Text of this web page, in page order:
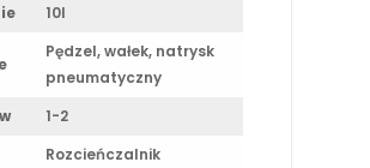
10l
Pędzel, wałek, natrysk
pneumatyczny
1-2
Rozcieńczalnik